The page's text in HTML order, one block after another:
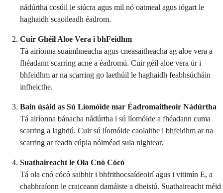
nádúrtha cosúil le siúcra agus mil nó oatmeal agus iógart le
haghaidh scaoileadh éadrom.
Cuir Ghéil Aloe Vera i bhFeidhm
Tá airíonna suaimhneacha agus cneasaitheacha ag aloe vera a
fhéadann scarring acne a éadromú. Cuir géil aloe vera úr i
bhfeidhm ar na scarring go laethúil le haghaidh feabhsúcháin
infheicthe.
Bain úsáid as Sú Líomóide mar Éadromaitheoir Nádúrtha
Tá airíonna bánacha nádúrtha i sú líomóide a fhéadann cuma
scarring a laghdú. Cuir sú líomóide caolaithe i bhfeidhm ar na
scarring ar feadh cúpla nóiméad sula nightear.
Suathaireacht le Ola Cnó Cócó
Tá ola cnó cócó saibhir i bhfrithocsaídeoirí agus i vitimín E, a
chabhraíonn le craiceann damáiste a dheisiú. Suathaireacht méid